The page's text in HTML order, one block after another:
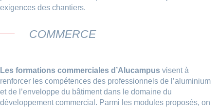
exigences des chantiers.
COMMERCE
Les formations commerciales d’Alucampus visent à
renforcer les compétences des professionnels de l’aluminium
et de l’enveloppe du bâtiment dans le domaine du
développement commercial. Parmi les modules proposés, on